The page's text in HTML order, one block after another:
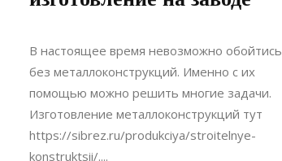
09.10.2021
В настоящее время невозможно обойтись
без металлоконструкций. Именно с их
помощью можно решить многие задачи.
Изготовление металлоконструкций тут
https://sibrez.ru/produkciya/stroitelnye-
konstruktsii/....